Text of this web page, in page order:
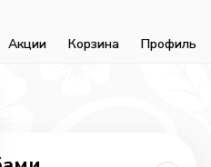
Акции Корзина Профиль